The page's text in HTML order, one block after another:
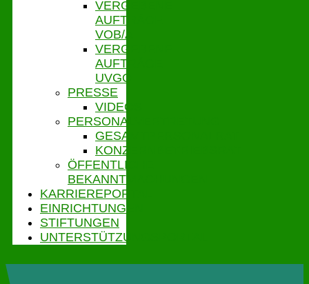
VERGEBENE
AUFTRÄGE
VOB/A
VERGEBENE
AUFTRÄGE
UVGO
PRESSE
VIDEOS
PERSONALVERTRETUNG
GESAMTPERSONALRAT
KONZERNBETRIEBSRAT
ÖFFENTLICHE
BEKANNTMACHUNGEN
KARRIEREPORTAL
EINRICHTUNGEN
STIFTUNGEN
UNTERSTÜTZUNGSPORTAL